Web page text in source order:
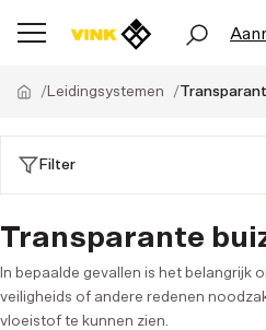
Leidingsystemen
Filter
Transparante
In bepaalde gevallen is het belangrijk
veiligheids of andere redenen
vloeistof te kunnen zien.